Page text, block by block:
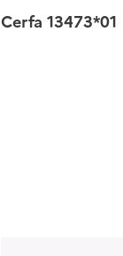
Cerfa 13473*01